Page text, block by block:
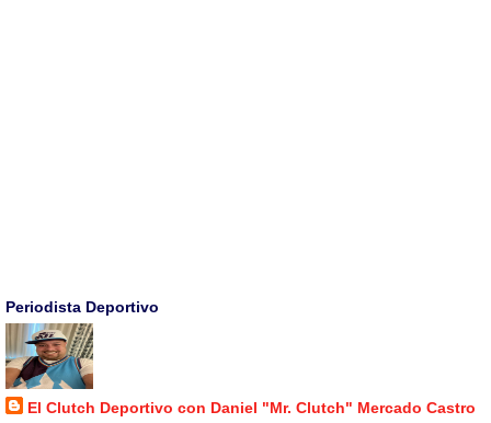
Periodista Deportivo
El Clutch Deportivo con Daniel "Mr. Clutch" Mercado Castro